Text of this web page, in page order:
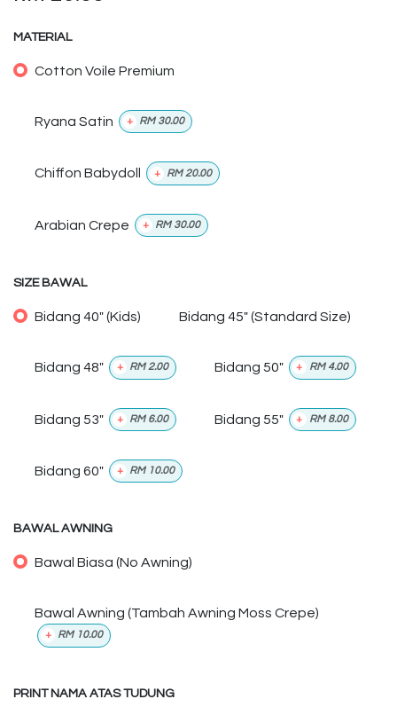
MATERIAL
Cotton Voile Premium
Ryana Satin + RM 30.00
Chiffon Babydoll + RM 20.00
Arabian Crepe + RM 30.00
SIZE BAWAL
Bidang 40" (Kids) Bidang 45" (Standard Size)
Bidang 48" + RM2.00 Bidang 50" + RM 4.00
Bidang 53" + RM 6.00 Bidang 55" + RM 8.00
Bidang 60" + RM 10.00
BAWAL AWNING
Bawal Biasa (No Awning)
Bawal Awning (Tambah Awning Moss Crepe)
+ RM 10.00
PRINT NAMA ATAS TUDUNG